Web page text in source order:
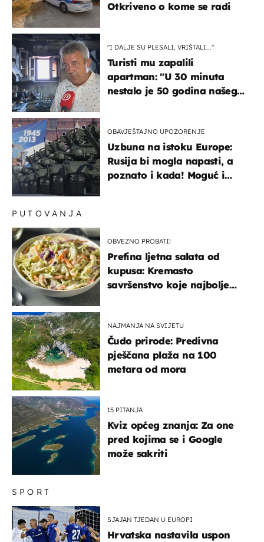
Otkriveno o kome se radi
"I DALJE SU PLESALI, VRIŠTALI..."
Turisti mu zapalili
apartman: "U 30 minuta
nestalo je 50 godina našeg
OBAVJEŠTAJNO UPOZORENJE
Uzbuna na istoku Europe:
Rusija bi mogla napasti, a
poznato i kada! Moguć i
SPORT
SJAJAN TJEDAN U EUROPI
Hrvatska nastavila uspon
PUTOVANJA
OBVEZNO PROBATI!
Prefina ljetna salata od
kupusa: Kremasto
savršenstvo koje najbolje
NAJMANJA NA SVIJETU
Čudo prirode: Predivna
pješčana plaža na 100
metara od mora
15 PITANJA
Kviz općeg znanja: Za one
pred kojima se i Google
može sakriti